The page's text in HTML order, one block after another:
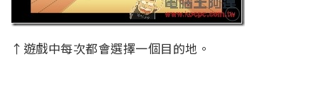
↑遊戲中每次都會選擇一個目的地。